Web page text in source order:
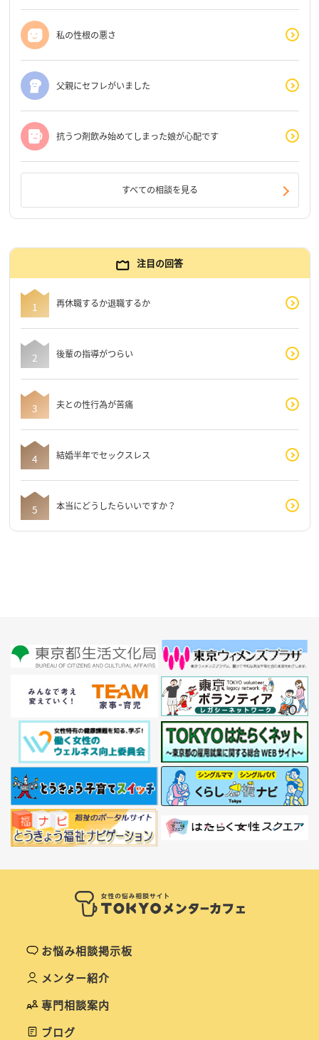
私の性根の悪さ
父親にセフレがいました
抗うつ剤飲み始めてしまった娘が心配です
すべての相談を見る
注目の回答
再休職するか退職するか
後輩の指導がつらい
夫との性行為が苦痛
結婚半年でセックスレス
本当にどうしたらいいですか？
お悩み相談掲示板
メンター紹介
専門相談案内
ブログ